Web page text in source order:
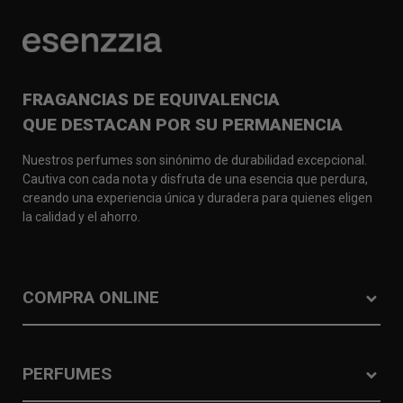
FRAGANCIAS DE EQUIVALENCIA
QUE DESTACAN POR SU PERMANENCIA
Nuestros perfumes son sinónimo de durabilidad excepcional.
Cautiva con cada nota y disfruta de una esencia que perdura,
creando una experiencia única y duradera para quienes eligen
la calidad y el ahorro.
COMPRA ONLINE
PERFUMES